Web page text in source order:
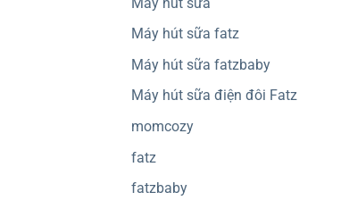
Máy hút sữa fatz
Máy hút sữa fatzbaby
Máy hút sữa điện đôi Fatz
momcozy
fatz
fatzbaby